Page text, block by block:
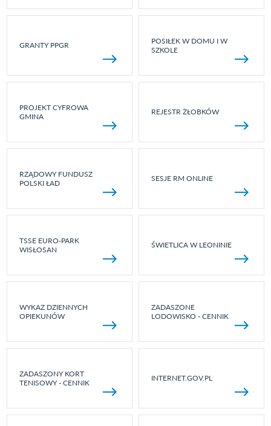
GRANTY PPGR
POSIŁEK W DOMU I W
SZKOLE
PROJEKT CYFROWA
GMINA
REJESTR ŻŁOBKÓW
RZĄDOWY FUNDUSZ
POLSKI ŁAD
SESJE RM ONLINE
TSSE EURO-PARK
WISŁOSAN
ŚWIETLICA W LEONINIE
WYKAZ DZIENNYCH
OPIEKUNÓW
ZADASZONE
LODOWISKO - CENNIK
ZADASZONY KORT
TENISOWY - CENNIK
INTERNET.GOV.PL